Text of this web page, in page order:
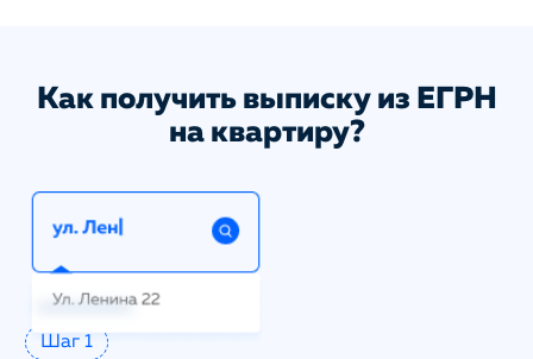
Как получить выписку из ЕГРН
на квартиру?
Шаг 1